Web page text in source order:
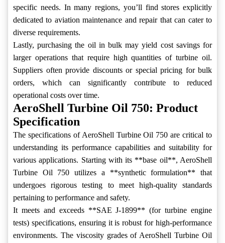
specific needs. In many regions, you’ll find stores explicitly
dedicated to aviation maintenance and repair that can cater to
diverse requirements.
Lastly, purchasing the oil in bulk may yield cost savings for
larger operations that require high quantities of turbine oil.
Suppliers often provide discounts or special pricing for bulk
orders, which can significantly contribute to reduced
operational costs over time.
AeroShell Turbine Oil 750: Product
Specification
The specifications of AeroShell Turbine Oil 750 are critical to
understanding its performance capabilities and suitability for
various applications. Starting with its **base oil**, AeroShell
Turbine Oil 750 utilizes a **synthetic formulation** that
undergoes rigorous testing to meet high-quality standards
pertaining to performance and safety.
It meets and exceeds **SAE J-1899** (for turbine engine
tests) specifications, ensuring it is robust for high-performance
environments. The viscosity grades of AeroShell Turbine Oil